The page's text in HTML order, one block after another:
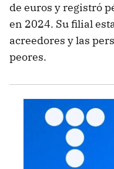
de euros y registró
en 2024. Su filial
acreedores y las
peores.